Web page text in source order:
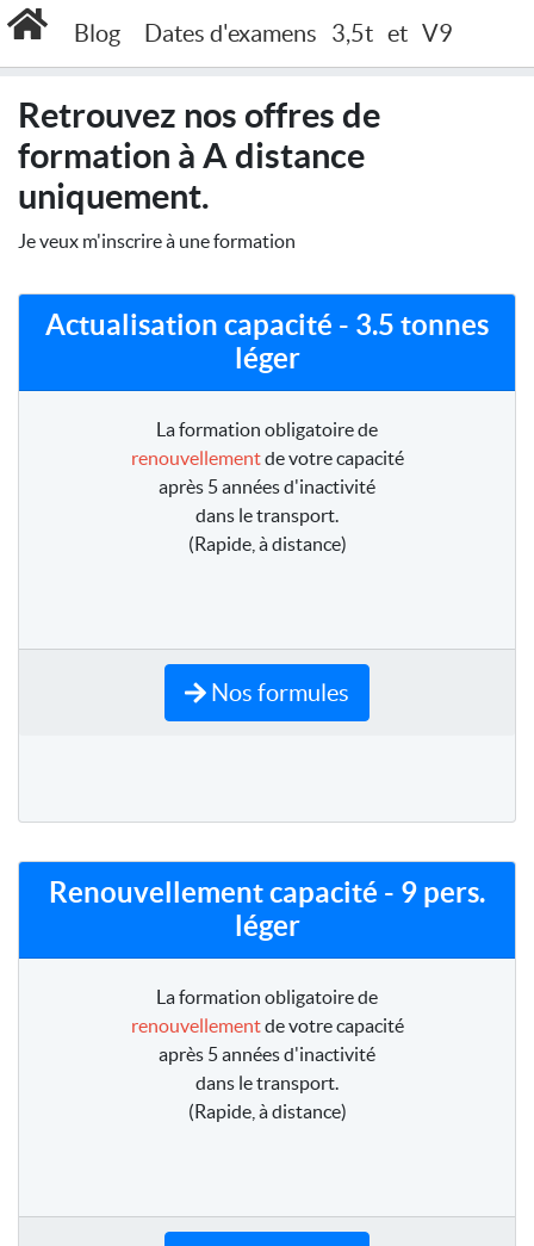
Blog Dates d'examens 3,5t et V9
Accueil Offres à A distance uniquement
Retrouvez nos offres de
formation à A distance
uniquement.
Je veux m'inscrire à une formation
Actualisation capacité - 3.5 tonnes
léger
La formation obligatoire de
renouvellementde votre capacité
après 5 années d'inactivité
dans le transport.
(Rapide, à distance)
Nos formules
Renouvellement capacité - 9 pers.
léger
La formation obligatoire de
renouvellementde votre capacité
après 5 années d'inactivité
dans le transport.
(Rapide, à distance)